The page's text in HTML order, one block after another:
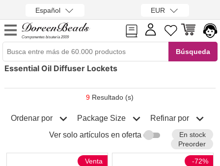
Español EUR
Componentes bisutería 2009
Essential Oil Diffuser Lockets
9 Resultado (s)
Ordenar por Package Size Refinar por
Ver solo artículos en oferta
En stock
Preorder
Venta -72%